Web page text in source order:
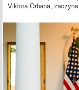
Viktora Orbana,